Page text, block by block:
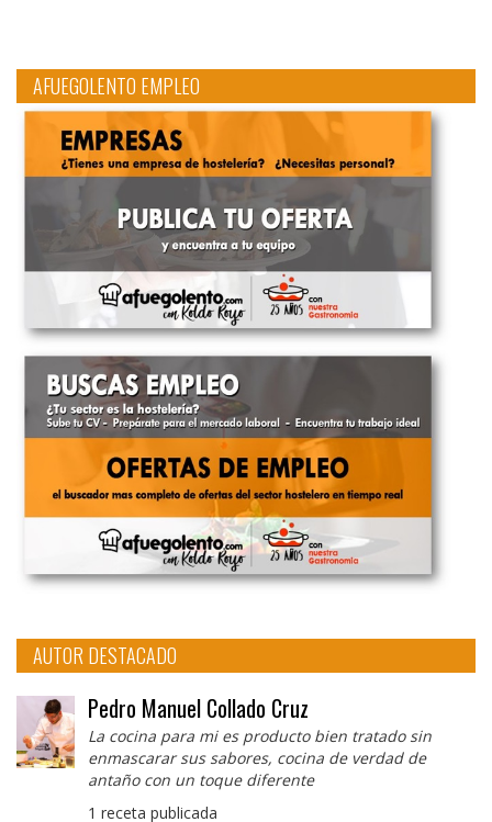
AFUEGOLENTO EMPLEO
AUTOR DESTACADO
Pedro Manuel Collado Cruz
La cocina para mi es producto bien tratado sin
enmascarar sus sabores, cocina de verdad de
antaño con un toque diferente
1 receta publicada